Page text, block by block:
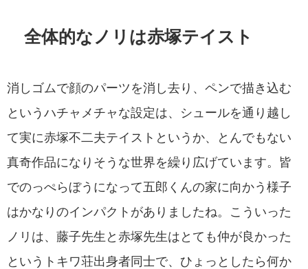
全体的なノリは赤塚テイスト
消しゴムで顔のパーツを消し去り、ペンで描き込む
というハチャメチャな設定は、シュールを通り越し
て実に赤塚不二夫テイストというか、とんでもない
真奇作品になりそうな世界を繰り広げています。皆
でのっぺらぼうになって五郎くんの家に向かう様子
はかなりのインパクトがありましたね。こういった
ノリは、藤子先生と赤塚先生はとても仲が良かった
というトキワ荘出身者同士で、ひょっとしたら何か